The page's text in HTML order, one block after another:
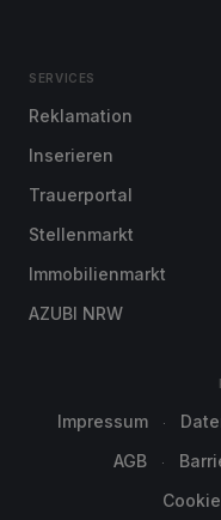
SERVICES
Reklamation
Inserieren
Trauerportal
Stellenmarkt
Immobilienmarkt
AZUBI NRW
Impressum
AGB